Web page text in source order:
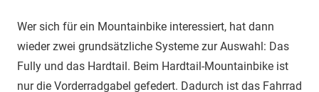
Wer sich für ein Mountainbike interessiert, hat dann
wieder zwei grundsätzliche Systeme zur Auswahl: Das
Fully und das Hardtail. Beim Hardtail-Mountainbike ist
nur die Vorderradgabel gefedert. Dadurch ist das Fahrrad